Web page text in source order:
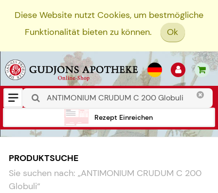
Diese Website nutzt Cookies, um bestmögliche
Funktionalität bieten zu können.
Ok
Rezept Einreichen
PRODUKTSUCHE
Sie suchen nach: „ANTIMONIUM CRUDUM C 200
Globuli“